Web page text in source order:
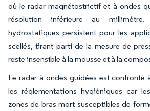
où le radar magnétostrictif et à ondes
résolution inférieure au millimètre.
hydrostatiques persistent pour les
scellés, tirant parti de la mesure de
reste insensible à la mousse et à la
Le radar à ondes guidées est confronté
les réglementations hygiéniques car
zones de bras mort susceptibles de